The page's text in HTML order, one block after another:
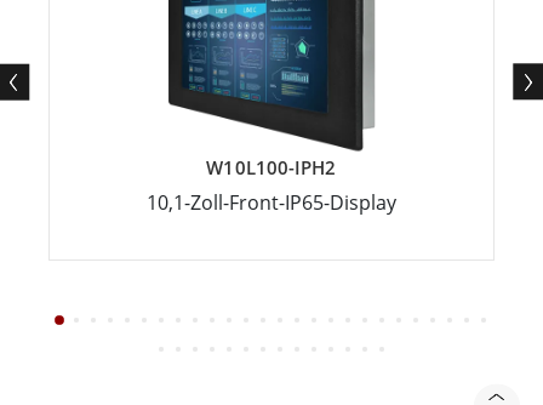
W10L100-IPH2
10,1-Zoll-Front-IP65-Display